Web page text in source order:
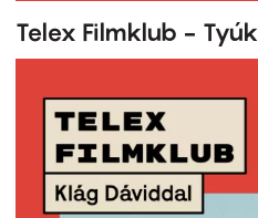
Telex Filmklub - Tyúk